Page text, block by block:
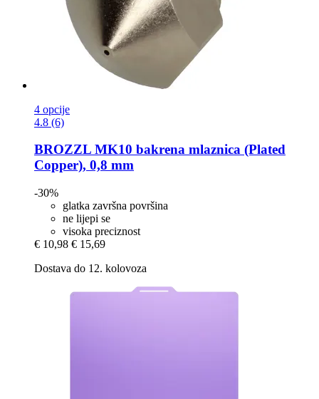
4 opcije
4.8 (6)
BROZZL MK10 bakrena mlaznica (Plated
Copper), 0,8 mm
-30%
glatka završna površina
ne lijepi se
visoka preciznost
€ 10,98 € 15,69
Dostava do 12. kolovoza